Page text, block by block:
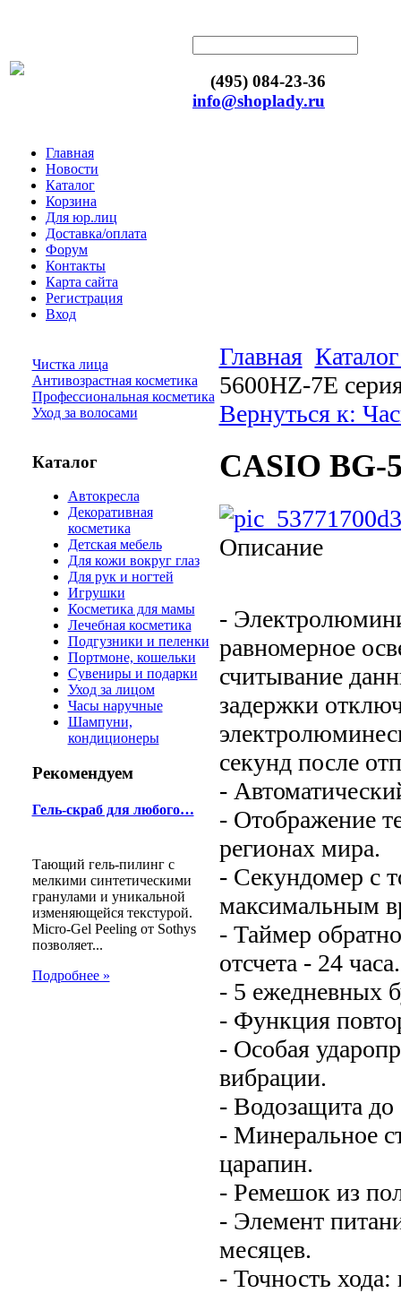
(495) 084-23-36
info@shoplady.ru
Главная
Новости
Каталог
Корзина
Для юр.лиц
Доставка/оплата
Форум
Контакты
Карта сайта
Регистрация
Вход
Чистка лица
Антивозрастная косметика
Профессиональная косметика
Уход за волосами
Каталог
Автокресла
Декоративная
косметика
Детская мебель
Для кожи вокруг глаз
Для рук и ногтей
Игрушки
Косметика для мамы
Лечебная косметика
Подгузники и пеленки
Портмоне, кошельки
Сувениры и подарки
Уход за лицом
Часы наручные
Шампуни,
кондиционеры
Рекомендуем
Гель-скраб для любого…
Тающий гель-пилинг с
мелкими синтетическими
гранулами и уникальной
изменяющейся текстурой.
Micro-Gel Peeling от Sothys
позволяет...
Подробнее »
Главная
5600HZ-7E
Вернуться к:
CASIO BG-
Описание
-
равномерное
считывание
задержки
секунд после
-
- Отображение
регионах мира.
- Секундомер с
максимальным
- Таймер
отсчета - 24 часа.
- 5 ежедневных
- Функция
- Особая
вибрации.
- Водозащита
- Минеральное
царапин.
- Ремешок из
- Элемент
месяцев.
- Точность